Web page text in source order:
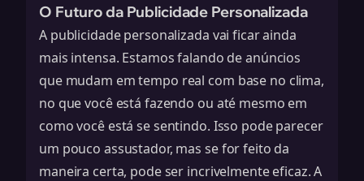
O Futuro da Publicidade Personalizada
A publicidade personalizada vai ficar ainda
mais intensa. Estamos falando de anúncios
que mudam em tempo real com base no clima,
no que você está fazendo ou até mesmo em
como você está se sentindo. Isso pode parecer
um pouco assustador, mas se for feito da
maneira certa, pode ser incrivelmente eficaz. A